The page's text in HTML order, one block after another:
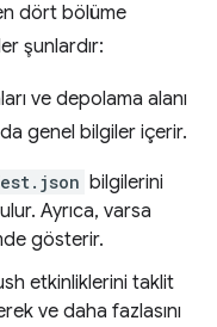
dört bölüme
şunlardır:
ve depolama alanı
genel bilgiler içerir.
bilgilerini
Ayrıca, varsa
gösterir.
etkinliklerini taklit
ve daha fazlasını